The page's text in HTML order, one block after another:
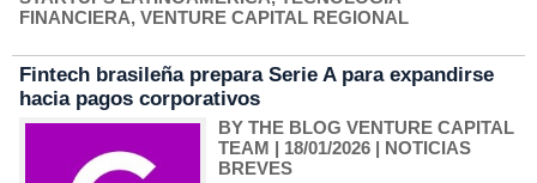
FINANCIERA, VENTURE CAPITAL REGIONAL
Fintech brasileña prepara Serie A para expandirse
hacia pagos corporativos
BY THE BLOG VENTURE CAPITAL
TEAM | 18/01/2026 | NOTICIAS
BREVES